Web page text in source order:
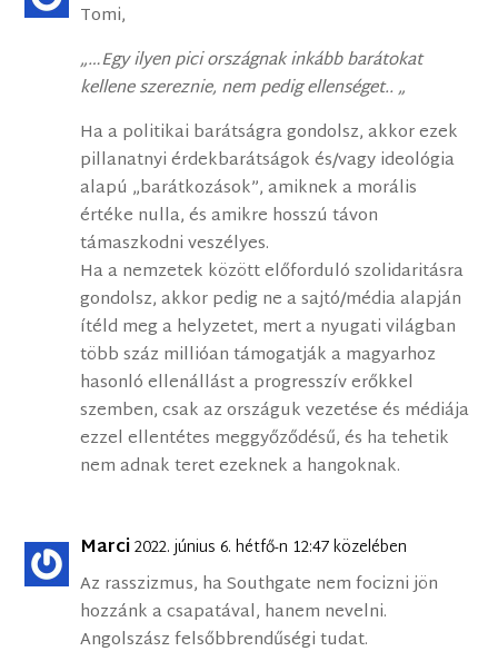
Tomi,
„…Egy ilyen pici országnak inkább barátokat
kellene szereznie, nem pedig ellenséget.. „
Ha a politikai barátságra gondolsz, akkor ezek
pillanatnyi érdekbarátságok és/vagy ideológia
alapú „barátkozások”, amiknek a morális
értéke nulla, és amikre hosszú távon
támaszkodni veszélyes.
Ha a nemzetek között előforduló szolidaritásra
gondolsz, akkor pedig ne a sajtó/média alapján
ítéld meg a helyzetet, mert a nyugati világban
több száz millióan támogatják a magyarhoz
hasonló ellenállást a progresszív erőkkel
szemben, csak az országuk vezetése és médiája
ezzel ellentétes meggyőződésű, és ha tehetik
nem adnak teret ezeknek a hangoknak.
Marci2022. június 6. hétfő-n 12:47 közelében
Az rasszizmus, ha Southgate nem focizni jön
hozzánk a csapatával, hanem nevelni.
Angolszász felsőbbrendűségi tudat.